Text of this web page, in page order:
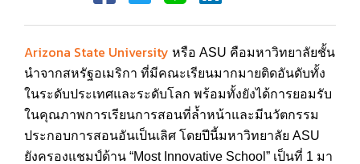
Arizona State University หรือ ASU คือมหาวิทยาลัยชั้น
นำจากสหรัฐอเมริกา ที่มีคณะเรียนมากมายติดอันดับทั้ง
ในระดับประเทศและระดับโลก พร้อมทั้งยังได้การยอมรับ
ในคุณภาพการเรียนการสอนที่ล้ำหน้าและมีนวัตกรรม
ประกอบการสอนอันเป็นเลิศ โดยปีนี้มหาวิทยาลัย ASU
ยังครองแชมป์ด้าน “Most Innovative School” เป็นที่ 1 มา